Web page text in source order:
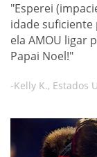
"Esperei
idade suficiente
ela AMOU ligar
Papai Noel!"
-Kelly K., Estados